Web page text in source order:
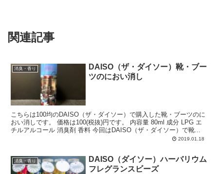
関連記事
消臭・香り
DAISO（ザ・ダイソー）靴・ブー
ツのにおい消し
こちらは100均のDAISO（ザ・ダイソー）で購入した靴・ブーツのに
おい消しです。 価格は100(税抜)円です。 内容量 80ml 成分 LPG エ
チルアルコール 消臭剤 香料 今回はDAISO（ザ・ダイソー）で靴...
2019.01.18
消臭・香り
DAISO（ダイソー）ハーバリウム
フレグランスビーズ